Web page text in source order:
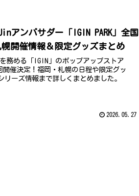
アンバサダー「IGIN PARK」全国
開催情報＆限定グッズまとめ
務める「IGIN」のポップアップストア
開催決定！福岡・札幌の日程や限定グッ
リーズ情報まで詳しくまとめました。
2026.05.27